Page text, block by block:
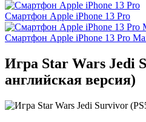
Смартфон Apple iPhone 13 Pro
Смартфон Apple iPhone 13 Pro
Игра Star Wars Jedi
английская версия)